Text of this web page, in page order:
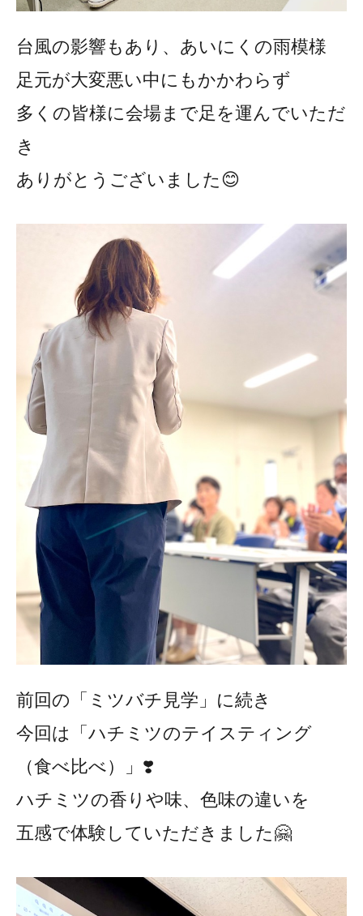
台風の影響もあり、あいにくの雨模様
足元が大変悪い中にもかかわらず
多くの皆様に会場まで足を運んでいただ
き
ありがとうございました😊
前回の「ミツバチ見学」に続き
今回は「ハチミツのテイスティング
（食べ比べ）」❣️
ハチミツの香りや味、色味の違いを
五感で体験していただきました🤗